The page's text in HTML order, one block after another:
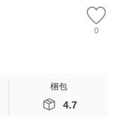
0
梱包
4.7